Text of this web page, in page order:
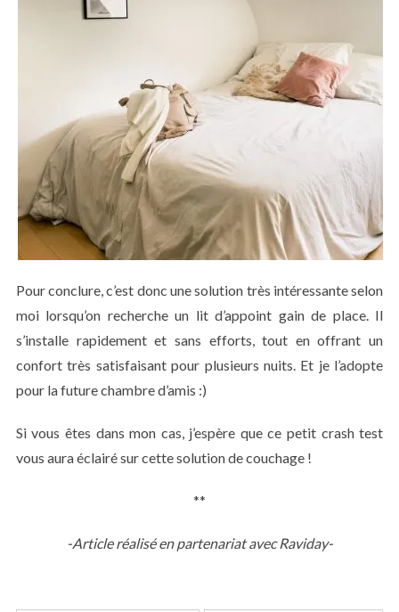
Pour conclure, c’est donc une solution très intéressante selon
moi lorsqu’on recherche un lit d’appoint gain de place. Il
s’installe rapidement et sans efforts, tout en offrant un
confort très satisfaisant pour plusieurs nuits. Et je l’adopte
pour la future chambre d’amis :)
Si vous êtes dans mon cas, j’espère que ce petit crash test
vous aura éclairé sur cette solution de couchage !
**
-Article réalisé en partenariat avec Raviday-